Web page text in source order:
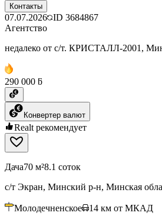
Контакты
07.07.2026 ID 3684867
Агентство
недалеко от с/т. КРИСТАЛЛ-2001,
290 000 ƃ
Конвертер валют
Realt рекомендует
Дача70 м²8.1 соток
с/т Экран, Минский р-н, Минская
Молодечненское 14 км от МКАД